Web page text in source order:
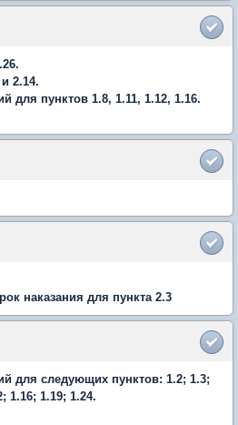
2.14.
для пунктов 1.8, 1.11, 1.12, 1.16.
наказания для пункта 2.3
для следующих пунктов: 1.2; 1.3;
1.16; 1.19; 1.24.